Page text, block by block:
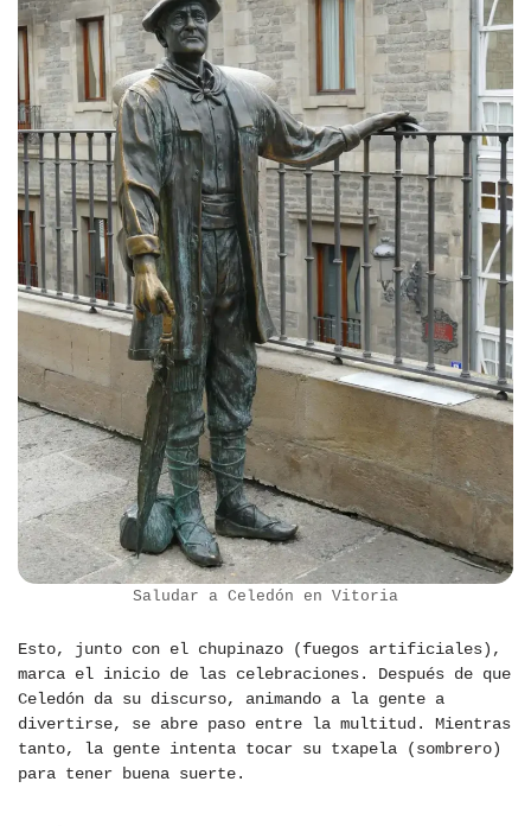
Saludar a Celedón en Vitoria
Esto, junto con el chupinazo (fuegos artificiales),
marca el inicio de las celebraciones. Después de que
Celedón da su discurso, animando a la gente a
divertirse, se abre paso entre la multitud. Mientras
tanto, la gente intenta tocar su txapela (sombrero)
para tener buena suerte.